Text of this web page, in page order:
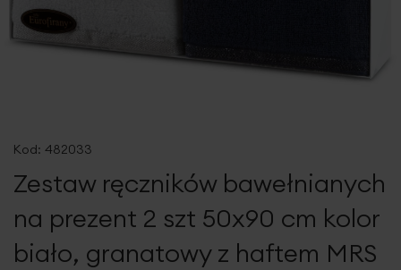
początek
galerii
Kod: 482033
Zestaw ręczników bawełnianych
na prezent 2 szt 50x90 cm kolor
biało, granatowy z haftem MRS